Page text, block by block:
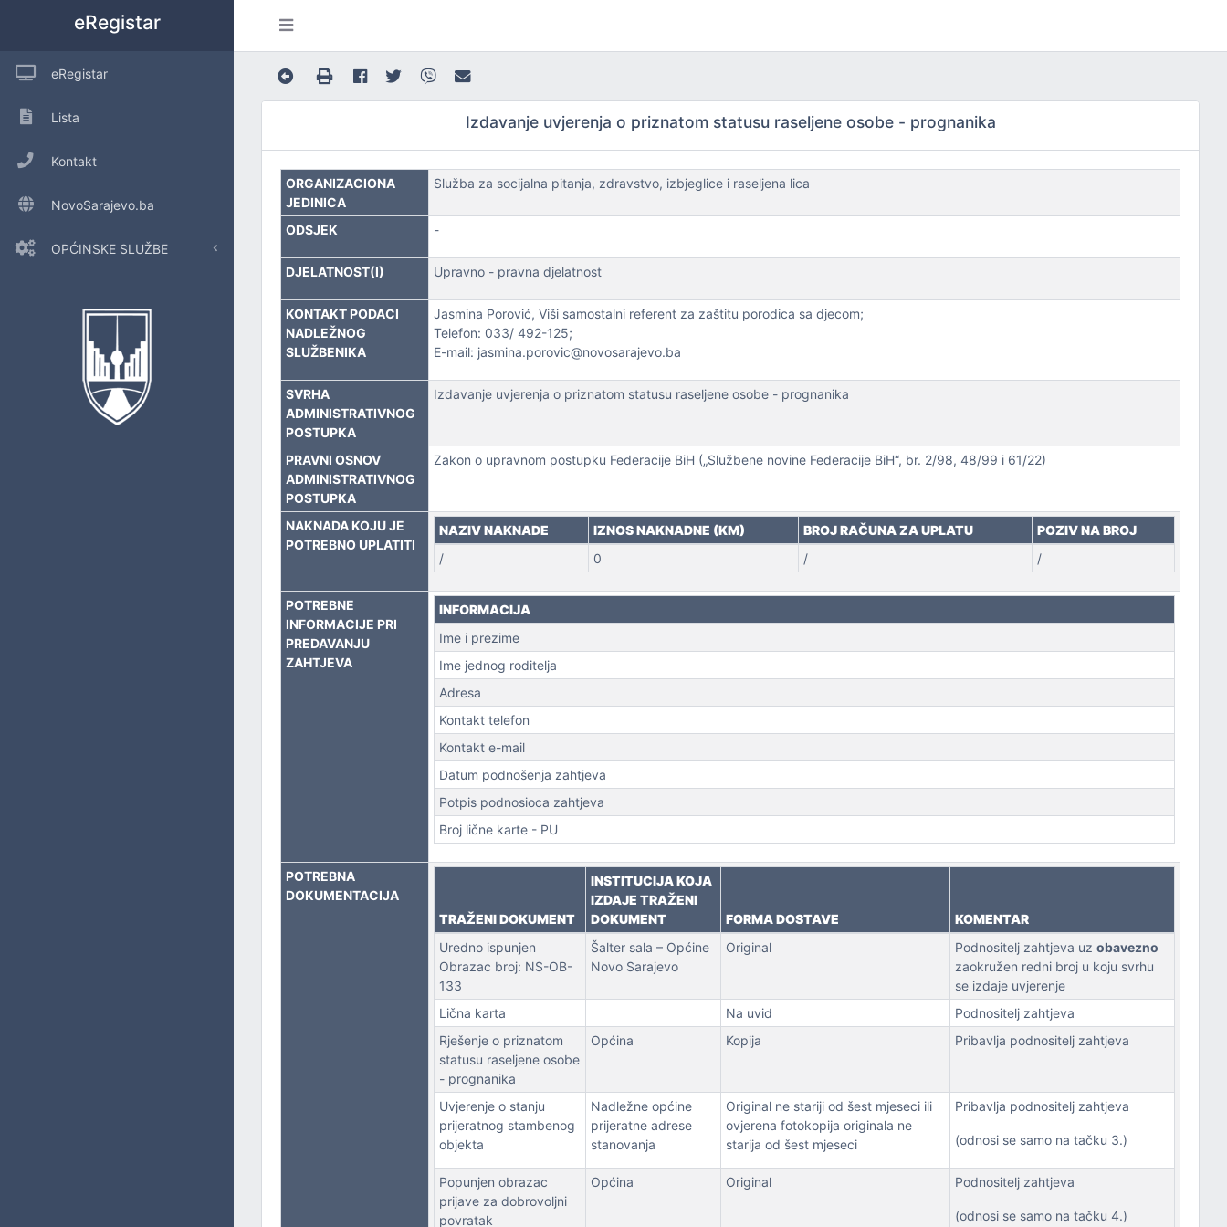
eRegistar
eRegistar
Lista
Kontakt
NovoSarajevo.ba
OPĆINSKE SLUŽBE
URED ZA INTERNU REVIZIJU
INSPEKCIJSKE POSLOVE
PRIVREDU, BUDŽET I FINANSIJE
IMOVINSKO-PRAVNE I GEODETSKE POSLOVE I KATASTAR NEKRETNINA
KOMUNALNE I STAMBENE POSLOVE I SAOBRAĆAJ
SOCIJALNA PITANJA, ZDRAVSTVO, IZBJEGLICE I RASELJENA LICA
Izdavanje uvjerenja o priznatom statusu raseljene osobe - prognanika
ORGANIZACIONA
JEDINICA
Služba za socijalna pitanja, zdravstvo, izbjeglice i raseljena lica
ODSJEK -
DJELATNOST(I) Upravno - pravna djelatnost
KONTAKT PODACI
NADLEŽNOG
SLUŽBENIKA
Jasmina Porović, Viši samostalni referent za zaštitu porodica sa djecom;
Telefon: 033/ 492-125;
E-mail: jasmina.porovic@novosarajevo.ba
SVRHA
ADMINISTRATIVNOG
POSTUPKA
Izdavanje uvjerenja o priznatom statusu raseljene osobe - prognanika
PRAVNI OSNOV
ADMINISTRATIVNOG
POSTUPKA
Zakon o upravnom postupku Federacije BiH („Službene novine Federacije BiH“, br. 2/98, 48/99 i 61/22)
NAKNADA KOJU JE
POTREBNO UPLATITI
NAZIV NAKNADE IZNOS NAKNADNE (KM) BROJ RAČUNA ZA UPLATU
POZIV NA BROJ
/
0 / /
POTREBNE
INFORMACIJE PRI
PREDAVANJU
ZAHTJEVA
INFORMACIJA
Ime i prezime
Ime jednog roditelja
Adresa
Kontakt telefon
Kontakt e-mail
Datum podnošenja zahtjeva
Potpis podnosioca zahtjeva
Broj lične karte - PU
POTREBNA
DOKUMENTACIJA
TRAŽENI DOKUMENT
INSTITUCIJA KOJA
IZDAJE TRAŽENI
DOKUMENT
FORMA DOSTAVE
KOMENTAR
Uredno ispunjen
Obrazac broj: NS-OB-
133
Šalter sala – Općine
Novo Sarajevo
Original Podnositelj zahtjeva uz obavezno
zaokružen redni broj u koju svrhu
se izdaje uvjerenje
Lična karta
Na uvid
Podnositelj zahtjeva
Rješenje o priznatom
statusu raseljene osobe
- prognanika
Općina Kopija Pribavlja podnositelj zahtjeva
Uvjerenje o stanju
prijeratnog stambenog
objekta
Nadležne općine
prijeratne adrese
stanovanja
Original ne stariji od šest mjeseci ili
ovjerena fotokopija originala ne
starija od šest mjeseci
Pribavlja podnositelj zahtjeva
(odnosi se samo na tačku 3.)
Popunjen obrazac
prijave za dobrovoljni
povratak
Općina Original Podnositelj zahtjeva
(odnosi se samo na tačku 4.)